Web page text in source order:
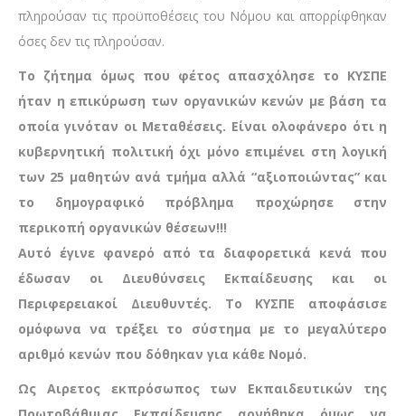
πληρούσαν τις προϋποθέσεις του Νόμου και απορρίφθηκαν
όσες δεν τις πληρούσαν.
Το ζήτημα όμως που φέτος απασχόλησε το ΚΥΣΠΕ
ήταν η επικύρωση των οργανικών κενών με βάση τα
οποία γινόταν οι Μεταθέσεις. Είναι ολοφάνερο ότι η
κυβερνητική πολιτική όχι μόνο επιμένει στη λογική
των 25 μαθητών ανά τμήμα αλλά “αξιοποιώντας” και
το δημογραφικό πρόβλημα προχώρησε στην
περικοπή οργανικών θέσεων!!!
Αυτό έγινε φανερό από τα διαφορετικά κενά που
έδωσαν οι Διευθύνσεις Εκπαίδευσης και οι
Περιφερειακοί Διευθυντές.
Το ΚΥΣΠΕ αποφάσισε
ομόφωνα να τρέξει το σύστημα με το μεγαλύτερο
αριθμό κενών που δόθηκαν για κάθε Νομό.
Ως Αιρετος εκπρόσωπος των Εκπαιδευτικών της